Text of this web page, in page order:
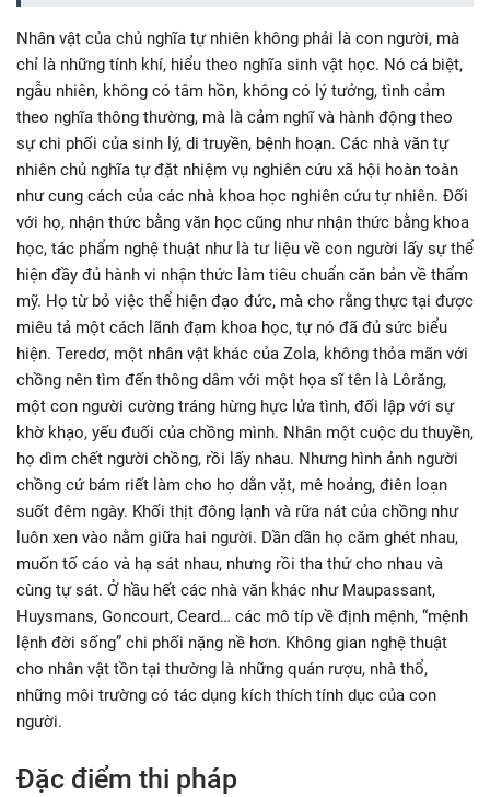
Nhân vật của chủ nghĩa tự nhiên không phải là con người, mà
chỉ là những tính khí, hiểu theo nghĩa sinh vật học. Nó cá biệt,
ngẫu nhiên, không có tâm hồn, không có lý tưởng, tình cảm
theo nghĩa thông thường, mà là cảm nghĩ và hành động theo
sự chi phối của sinh lý, di truyền, bệnh hoạn. Các nhà văn tự
nhiên chủ nghĩa tự đặt nhiệm vụ nghiên cứu xã hội hoàn toàn
như cung cách của các nhà khoa học nghiên cứu tự nhiên. Đối
với họ, nhận thức bằng văn học cũng như nhận thức bằng khoa
học, tác phẩm nghệ thuật như là tư liệu về con người lấy sự thể
hiện đầy đủ hành vi nhận thức làm tiêu chuẩn căn bản về thẩm
mỹ. Họ từ bỏ việc thể hiện đạo đức, mà cho rằng thực tại được
miêu tả một cách lãnh đạm khoa học, tự nó đã đủ sức biểu
hiện. Teredơ, một nhân vật khác của Zola, không thỏa mãn với
chồng nên tìm đến thông dâm với một họa sĩ tên là Lôrăng,
một con người cường tráng hừng hực lửa tình, đối lập với sự
khờ khạo, yếu đuối của chồng mình. Nhân một cuộc du thuyền,
họ dìm chết người chồng, rồi lấy nhau. Nhưng hình ảnh người
chồng cứ bám riết làm cho họ dằn vặt, mê hoảng, điên loạn
suốt đêm ngày. Khối thịt đông lạnh và rữa nát của chồng như
luôn xen vào nằm giữa hai người. Dần dần họ căm ghét nhau,
muốn tố cáo và hạ sát nhau, nhưng rồi tha thứ cho nhau và
cùng tự sát. Ở hầu hết các nhà văn khác như Maupassant,
Huysmans, Goncourt, Ceard… các mô típ về định mệnh, “mệnh
lệnh đời sống” chi phối nặng nề hơn. Không gian nghệ thuật
cho nhân vật tồn tại thường là những quán rượu, nhà thổ,
những môi trường có tác dụng kích thích tính dục của con
người.
Đặc điểm thi pháp